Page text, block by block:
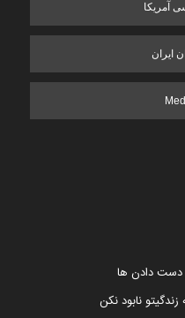
آمریکا
ایران
دست دادن ها
نابود نکن